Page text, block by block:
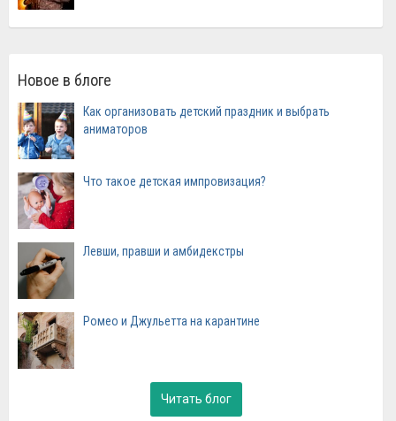
Новое в блоге
Как организовать детский праздник и выбрать
аниматоров
Что такое детская импровизация?
Левши, правши и амбидекстры
Ромео и Джульетта на карантине
Читать блог